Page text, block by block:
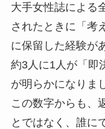
大手女性誌による
されたときに「考
に保留した経験が
約3人に1人が「即
が明らかになりま
この数字からも、
とではなく、誰に